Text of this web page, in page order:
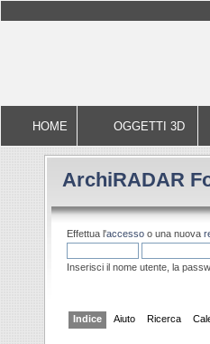
HOME OGGETTI 3D
ArchiRADAR
Effettua l'accesso o una nuova
Inserisci il nome utente, la
Indice Aiuto Ricerca